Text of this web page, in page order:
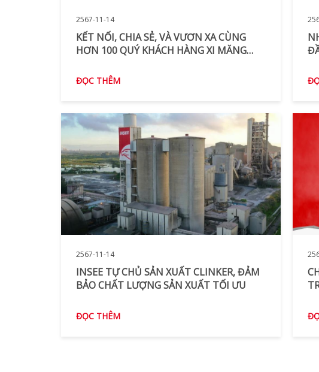
2567-11-14
KẾT NỐI, CHIA SẺ, VÀ VƯƠN XA CÙNG
HƠN 100 QUÝ KHÁCH HÀNG XI MĂNG
NHÀ MÁY HÒN CHÔNG KẾT HỢP HỘI
THẢO KỸ THUẬT INSEE 2024
ĐỌC THÊM
2567-11-14
INSEE TỰ CHỦ SẢN XUẤT CLINKER, ĐẢM
BẢO CHẤT LƯỢNG SẢN XUẤT TỐI ƯU
ĐỌC THÊM